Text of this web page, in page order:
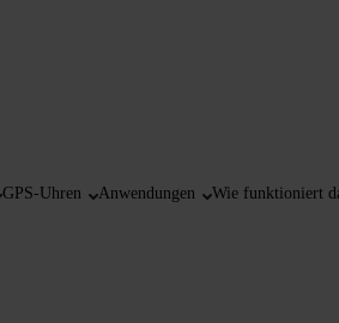
GPS-Uhren Anwendungen Wie funktioniert